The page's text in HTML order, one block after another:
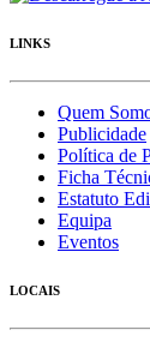
LINKS
Quem
Publicidade
Política de
Ficha
Estatuto
Equipa
Eventos
LOCAIS